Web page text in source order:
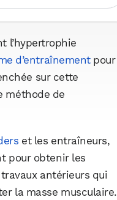
l’hypertrophie
d’entraînementpour
sur cette
méthode de
et les entraîneurs,
pour obtenir les
antérieurs qui
la masse musculaire.